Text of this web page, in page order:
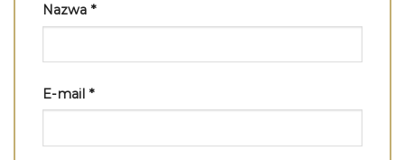
Nazwa *
E-mail *